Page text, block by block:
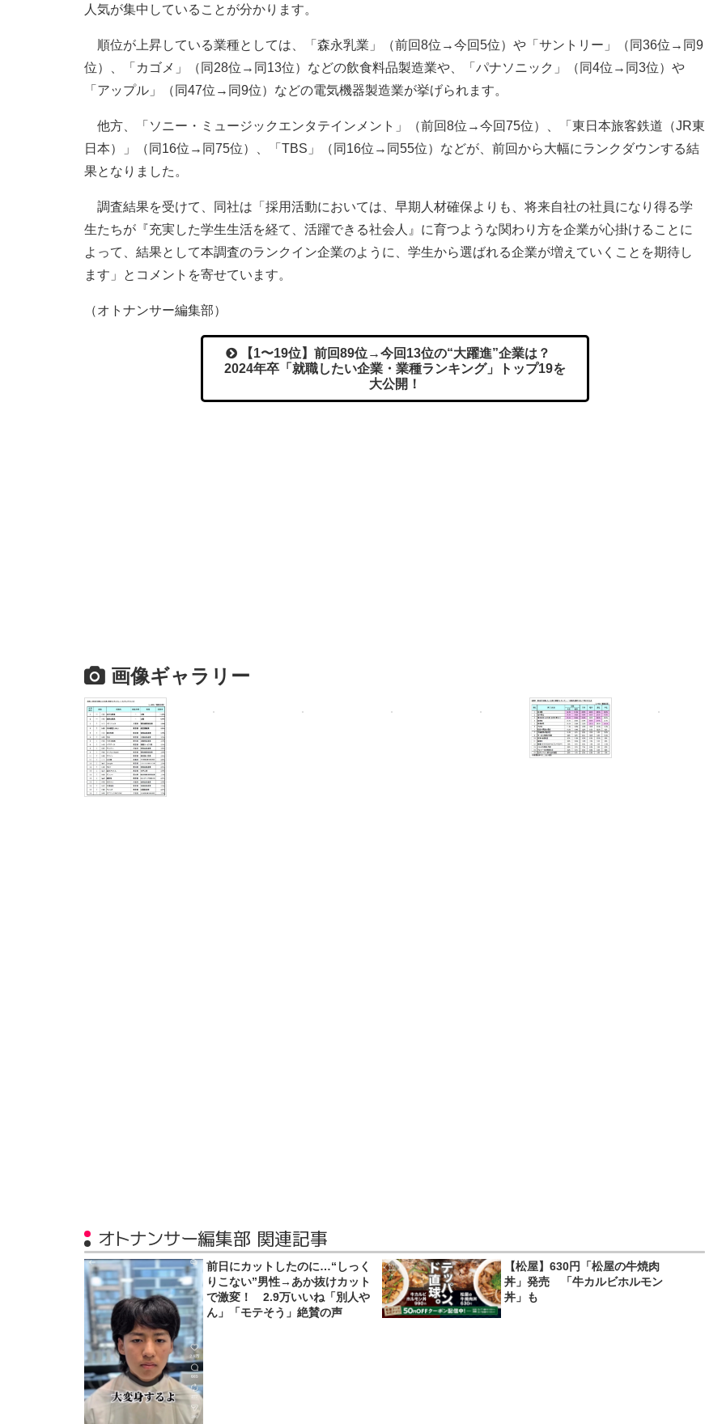
人気が集中していることが分かります。
順位が上昇している業種としては、「森永乳業」（前回8位→今回5位）や「サントリー」（同36位→同9
位）、「カゴメ」（同28位→同13位）などの飲食料品製造業や、「パナソニック」（同4位→同3位）や
「アップル」（同47位→同9位）などの電気機器製造業が挙げられます。
他方、「ソニー・ミュージックエンタテインメント」（前回8位→今回75位）、「東日本旅客鉄道（JR東
日本）」（同16位→同75位）、「TBS」（同16位→同55位）などが、前回から大幅にランクダウンする結
果となりました。
調査結果を受けて、同社は「採用活動においては、早期人材確保よりも、将来自社の社員になり得る学
生たちが『充実した学生生活を経て、活躍できる社会人』に育つような関わり方を企業が心掛けることに
よって、結果として本調査のランクイン企業のように、学生から選ばれる企業が増えていくことを期待し
ます」とコメントを寄せています。
（オトナンサー編集部）
【1〜19位】前回89位→今回13位の“大躍進”企業は？
2024年卒「就職したい企業・業種ランキング」トップ19を
大公開！
画像ギャラリー
オトナンサー編集部 関連記事
前日にカットしたのに…“しっく
りこない”男性→あか抜けカット
で激変！ 2.9万いいね「別人や
ん」「モテそう」絶賛の声
【松屋】630円「松屋の牛焼肉
丼」発売 「牛カルビホルモン
丼」も